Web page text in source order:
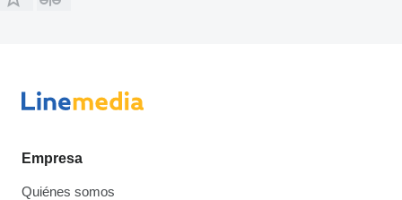
Empresa
Quiénes somos